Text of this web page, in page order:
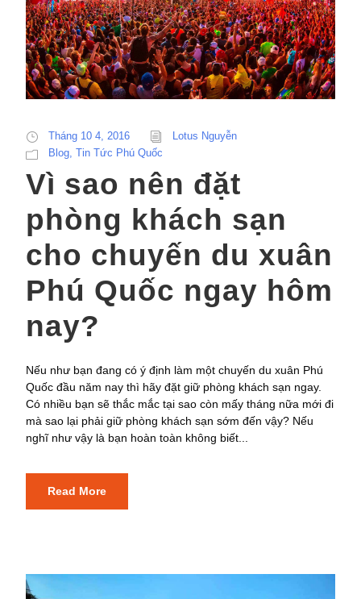
Tháng 10 4, 2016
Lotus Nguyễn
Blog Tin Tức Phú Quốc
Vì sao nên đặt
phòng khách sạn
cho chuyến du xuân
Phú Quốc ngay hôm
nay?
Nếu như bạn đang có ý định làm một chuyến du xuân Phú
Quốc đầu năm nay thì hãy đặt giữ phòng khách sạn ngay.
Có nhiều bạn sẽ thắc mắc tại sao còn mấy tháng nữa mới đi
mà sao lại phải giữ phòng khách sạn sớm đến vậy? Nếu
nghĩ như vậy là bạn hoàn toàn không biết...
Read More